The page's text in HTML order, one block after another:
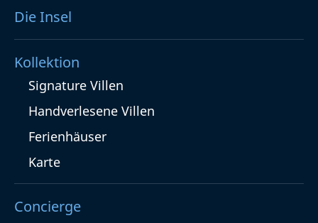
Die Insel
Kollektion
Signature Villen
Handverlesene Villen
Ferienhäuser
Karte
Concierge